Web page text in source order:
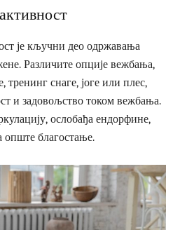
је кључни део одржавања
Различите опције вежбања,
тренинг снаге, јоге или плес,
и задовољство током вежбања.
ослобађа ендорфине,
опште благостање.